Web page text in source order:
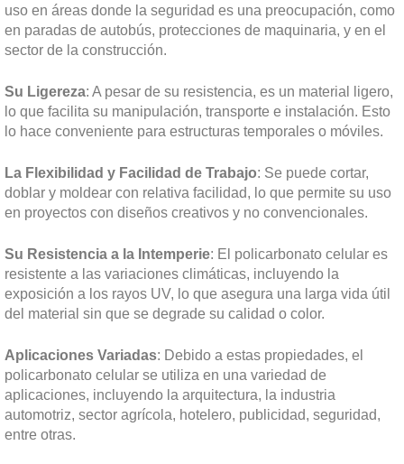
uso en áreas donde la seguridad es una preocupación, como
en paradas de autobús, protecciones de maquinaria, y en el
sector de la construcción.
Su Ligereza: A pesar de su resistencia, es un material ligero,
lo que facilita su manipulación, transporte e instalación. Esto
lo hace conveniente para estructuras temporales o móviles.
La Flexibilidad y Facilidad de Trabajo: Se puede cortar,
doblar y moldear con relativa facilidad, lo que permite su uso
en proyectos con diseños creativos y no convencionales.
Su Resistencia a la Intemperie: El policarbonato celular es
resistente a las variaciones climáticas, incluyendo la
exposición a los rayos UV, lo que asegura una larga vida útil
del material sin que se degrade su calidad o color.
Aplicaciones Variadas: Debido a estas propiedades, el
policarbonato celular se utiliza en una variedad de
aplicaciones, incluyendo la arquitectura, la industria
automotriz, sector agrícola, hotelero, publicidad, seguridad,
entre otras.